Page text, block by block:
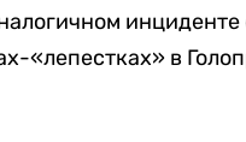
«лепестках» в